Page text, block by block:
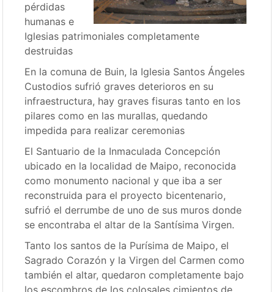
pérdidas
humanas e
Iglesias patrimoniales completamente
destruidas
En la comuna de Buin, la Iglesia Santos Ángeles
Custodios sufrió graves deterioros en su
infraestructura, hay graves fisuras tanto en los
pilares como en las murallas, quedando
impedida para realizar ceremonias
El Santuario de la Inmaculada Concepción
ubicado en la localidad de Maipo, reconocida
como monumento nacional y que iba a ser
reconstruida para el proyecto bicentenario,
sufrió el derrumbe de uno de sus muros donde
se encontraba el altar de la Santísima Virgen.
Tanto los santos de la Purísima de Maipo, el
Sagrado Corazón y la Virgen del Carmen como
también el altar, quedaron completamente bajo
los escombros de los colosales cimientos de